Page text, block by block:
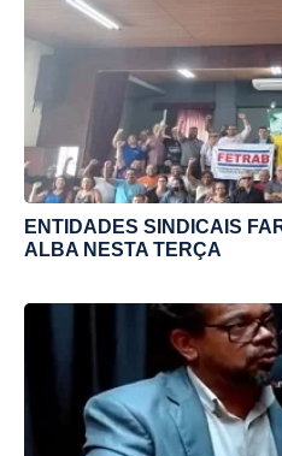
ENTIDADES SINDICAIS
ALBA NESTA TERÇA